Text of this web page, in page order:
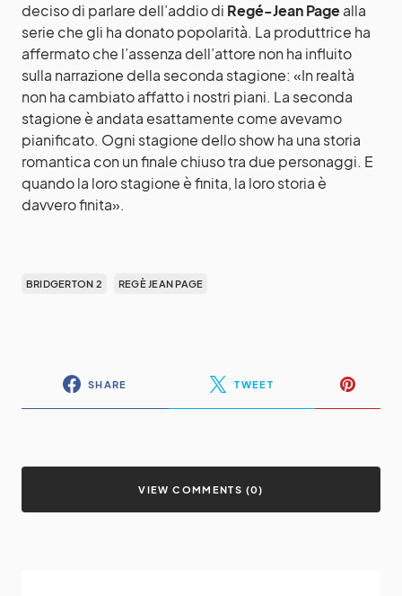
deciso di parlare dell’addio di Regé-Jean Pagealla
serie che gli ha donato popolarità. La produttrice ha
affermato che l’assenza dell’attore non ha influito
sulla narrazione della seconda stagione: «In realtà
non ha cambiato affatto i nostri piani. La seconda
stagione è andata esattamente come avevamo
pianificato. Ogni stagione dello show ha una storia
romantica con un finale chiuso tra due personaggi. E
quando la loro stagione è finita, la loro storia è
davvero finita».
BRIDGERTON 2 REGÈ JEAN PAGE
SHARE TWEET
VIEW COMMENTS (0)